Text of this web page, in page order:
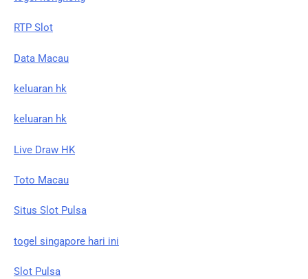
RTP Slot
Data Macau
keluaran hk
keluaran hk
Live Draw HK
Toto Macau
Situs Slot Pulsa
togel singapore hari ini
Slot Pulsa